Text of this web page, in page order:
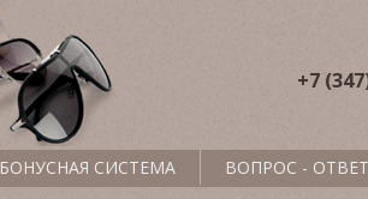
+7
БОНУСНАЯ СИСТЕМА ВОПРОС - ОТВЕТ